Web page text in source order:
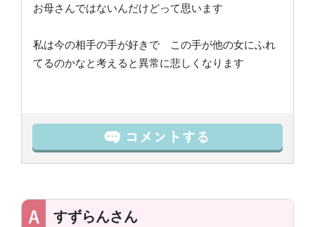
お母さんではないんだけどって思います
私は今の相手の手が好きで この手が他の女にふれ
てるのかなと考えると異常に悲しくなります
すずらんさん